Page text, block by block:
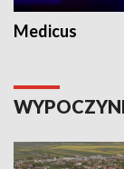
Medicus